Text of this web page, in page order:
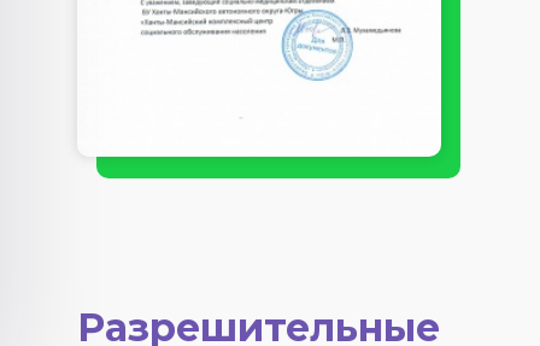
Разрешительные